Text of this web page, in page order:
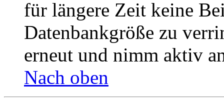
für längere Zeit keine
Datenbankgröße zu
erneut und nimm aktiv
Nach oben